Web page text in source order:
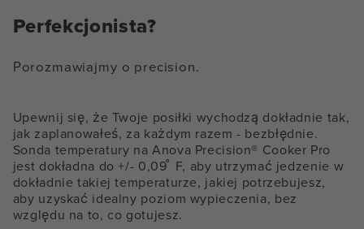
Perfekcjonista?
Porozmawiajmy o precision.
Upewnij się, że Twoje posiłki wychodzą dokładnie tak,
jak zaplanowałeś, za każdym razem - bezbłędnie.
Sonda temperatury na Anova Precision® Cooker Pro
jest dokładna do +/- 0,09 ̊ F, aby utrzymać jedzenie w
dokładnie takiej temperaturze, jakiej potrzebujesz,
aby uzyskać idealny poziom wypieczenia, bez
względu na to, co gotujesz.